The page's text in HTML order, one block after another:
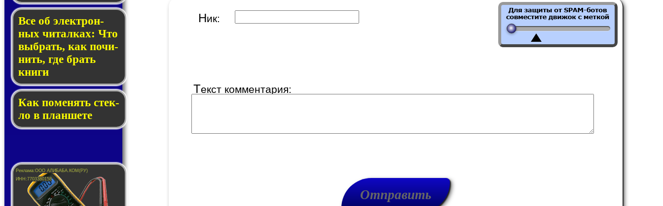
Все об элек­трон­
ных чи­тал­ках: Что
выб­рать, как по­чи­
нить, где брать
кни­ги
Как по­ме­нять стек­
ло в планшете
Ник:
Текст комментария: